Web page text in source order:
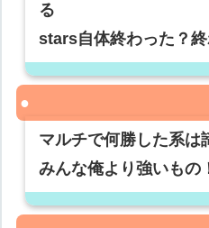
る
stars自体終わった？
マルチで何勝した系は
みんな俺より強いもの